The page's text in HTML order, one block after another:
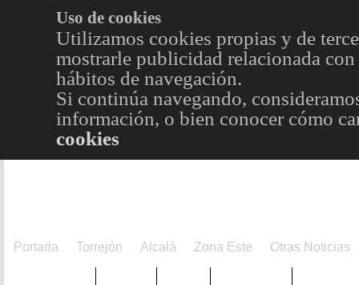
Uso de cookies
Utilizamos cookies propias y de
mostrarle publicidad relacionada
hábitos de navegación.
Si continúa navegando,
información, o bien conocer cómo
cookies
Portada Torrejón Alcalá Zona Este Otras Noticias